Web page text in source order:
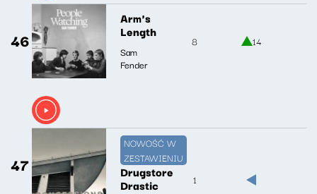
46
Arm's
Length
Sam
Fender
8 14
47
NOWOŚĆ W
ZESTAWIENIU
Drugstore
Drastic 1